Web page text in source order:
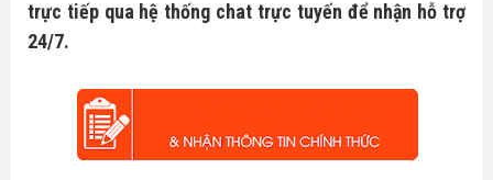
trực tiếp qua hệ thống chat trực tuyến để nhận hỗ trợ
24/7.